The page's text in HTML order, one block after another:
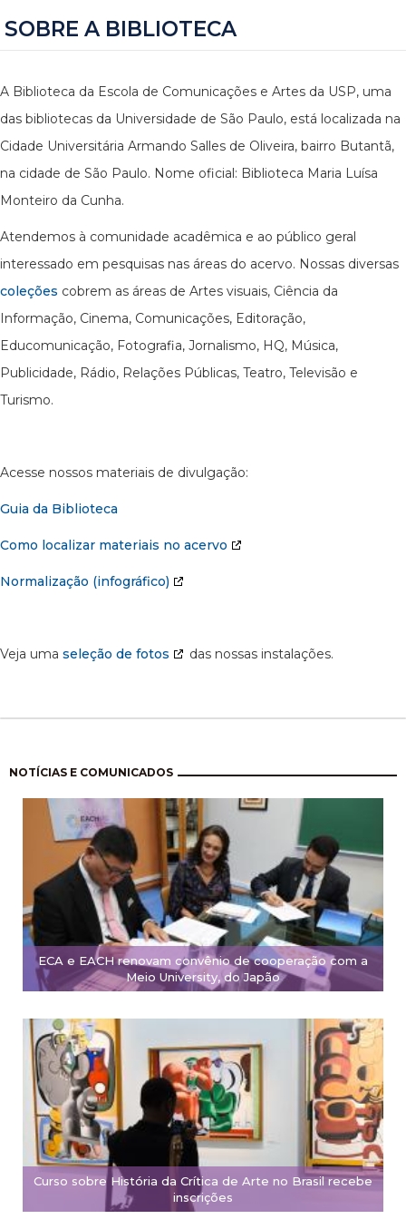
SOBRE A BIBLIOTECA
A Biblioteca da Escola de Comunicações e Artes da USP, uma
das bibliotecas da Universidade de São Paulo, está localizada na
Cidade Universitária Armando Salles de Oliveira, bairro Butantã,
na cidade de São Paulo. Nome oficial: Biblioteca Maria Luísa
Monteiro da Cunha.
Atendemos à comunidade acadêmica e ao público geral
interessado em pesquisas nas áreas do acervo. Nossas diversas
coleções cobrem as áreas de Artes visuais, Ciência da
Informação, Cinema, Comunicações, Editoração,
Educomunicação, Fotografia, Jornalismo, HQ, Música,
Publicidade, Rádio, Relações Públicas, Teatro, Televisão e
Turismo.
Acesse nossos materiais de divulgação:
Guia da Biblioteca
Como localizar materiais no acervo
Normalização (infográfico)
Veja uma seleção de fotos das nossas instalações.
NOTÍCIAS E COMUNICADOS
ECA e EACH renovam convênio de cooperação com a
Meio University, do Japão
Curso sobre História da Crítica de Arte no Brasil recebe
inscrições
Paginação